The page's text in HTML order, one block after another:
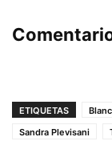
ETIQUETAS
Sandra Plevisani